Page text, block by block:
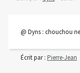
@ Dyns : chouchou
Écrit par : Pierre-Jean